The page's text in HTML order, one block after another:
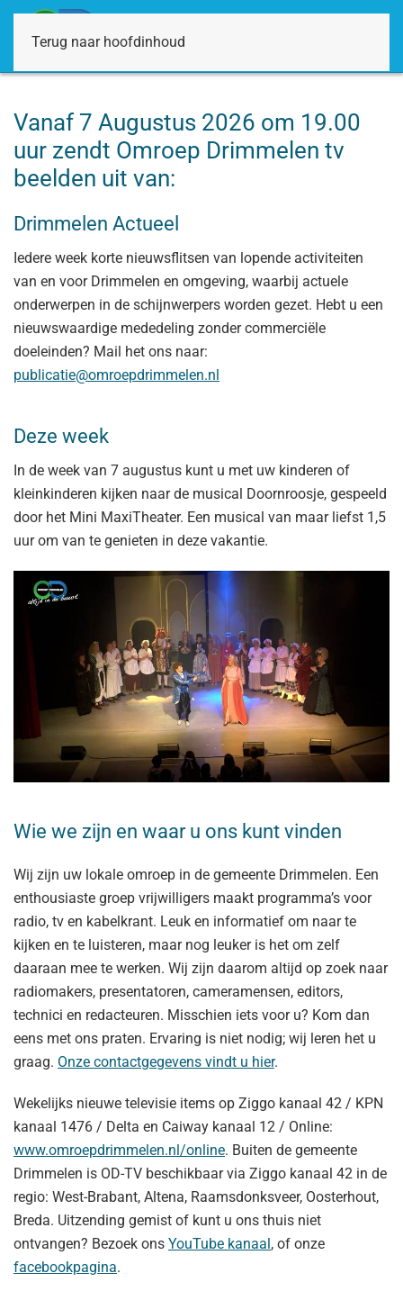
Terug naar hoofdinhoud
Vanaf 7 Augustus 2026 om 19.00
uur zendt Omroep Drimmelen tv
beelden uit van:
Drimmelen Actueel
Iedere week korte nieuwsflitsen van lopende activiteiten
van en voor Drimmelen en omgeving, waarbij actuele
onderwerpen in de schijnwerpers worden gezet. Hebt u een
nieuwswaardige mededeling zonder commerciële
doeleinden? Mail het ons naar:
publicatie@omroepdrimmelen.nl
Deze week
In de week van 7 augustus kunt u met uw kinderen of
kleinkinderen kijken naar de musical Doornroosje, gespeeld
door het Mini MaxiTheater. Een musical van maar liefst 1,5
uur om van te genieten in deze vakantie.
Bekijk grotere foto
Wie we zijn en waar u ons kunt vinden
Wij zijn uw lokale omroep in de gemeente Drimmelen. Een
enthousiaste groep vrijwilligers maakt programma’s voor
radio, tv en kabelkrant. Leuk en informatief om naar te
kijken en te luisteren, maar nog leuker is het om zelf
daaraan mee te werken. Wij zijn daarom altijd op zoek naar
radiomakers, presentatoren, cameramensen, editors,
technici en redacteuren. Misschien iets voor u? Kom dan
eens met ons praten. Ervaring is niet nodig; wij leren het u
graag. Onze contactgegevens vindt u hier.
Wekelijks nieuwe televisie items op Ziggo kanaal 42 / KPN
kanaal 1476 / Delta en Caiway kanaal 12 / Online:
www.omroepdrimmelen.nl/online. Buiten de gemeente
Drimmelen is OD-TV beschikbaar via Ziggo kanaal 42 in de
regio: West-Brabant, Altena, Raamsdonksveer, Oosterhout,
Breda. Uitzending gemist of kunt u ons thuis niet
ontvangen? Bezoek ons YouTube kanaal, of onze
facebookpagina.